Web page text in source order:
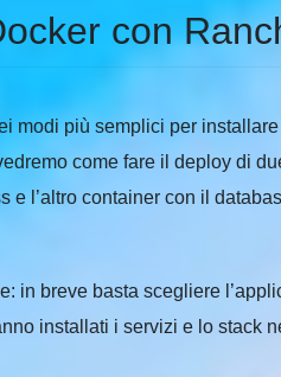
con
modi più semplici per installare
come fare il deploy di
e l’altro container con il
in breve basta scegliere
installati i servizi e lo stack